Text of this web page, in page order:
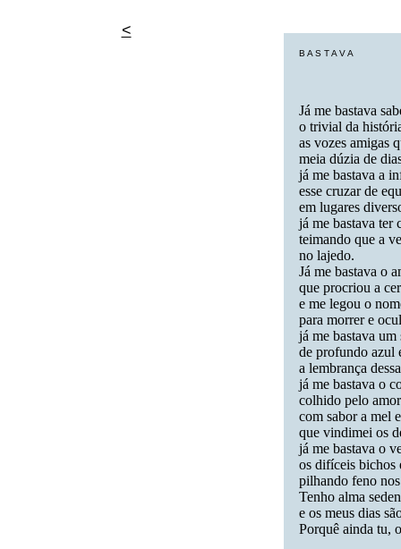
<
B A S T A V A
Já me bastava
o trivial da
as vozes amigas
meia dúzia de
já me bastava a
esse cruzar de
em lugares
já me bastava ter
teimando que a
no lajedo.
Já me bastava o
que procriou a
e me legou o
para morrer e
já me bastava
de profundo azul
a lembrança
já me bastava o
colhido pelo
com sabor a mel
que vindimei os
já me bastava o
os difíceis bichos
pilhando feno
Tenho alma
e os meus dias
Porquê ainda tu,